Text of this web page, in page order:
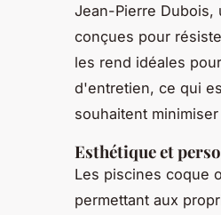
Jean-Pierre Dubois,
conçues pour
les rend idéales
d'entretien, ce qui
souhaitent
Esthétique et
Les piscines coque
permettant aux